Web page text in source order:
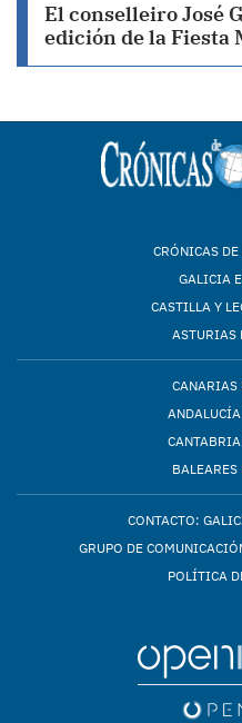
El conselleiro José
edición de la Fiesta
CRÓNICAS
GALICIA
CASTILLA Y
ASTURIAS
CANARIAS
BALEARES
CONTACTO:
GRUPO DE
POLÍTICA